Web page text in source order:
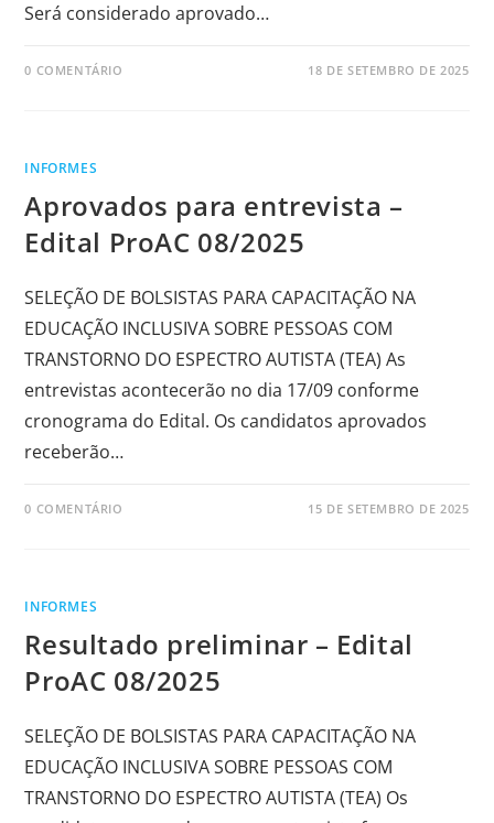
Será considerado aprovado…
0 COMENTÁRIO 18 DE SETEMBRO DE 2025
INFORMES
Aprovados para entrevista –
Edital ProAC 08/2025
SELEÇÃO DE BOLSISTAS PARA CAPACITAÇÃO NA
EDUCAÇÃO INCLUSIVA SOBRE PESSOAS COM
TRANSTORNO DO ESPECTRO AUTISTA (TEA) As
entrevistas acontecerão no dia 17/09 conforme
cronograma do Edital. Os candidatos aprovados
receberão…
0 COMENTÁRIO 15 DE SETEMBRO DE 2025
INFORMES
Resultado preliminar – Edital
ProAC 08/2025
SELEÇÃO DE BOLSISTAS PARA CAPACITAÇÃO NA
EDUCAÇÃO INCLUSIVA SOBRE PESSOAS COM
TRANSTORNO DO ESPECTRO AUTISTA (TEA) Os